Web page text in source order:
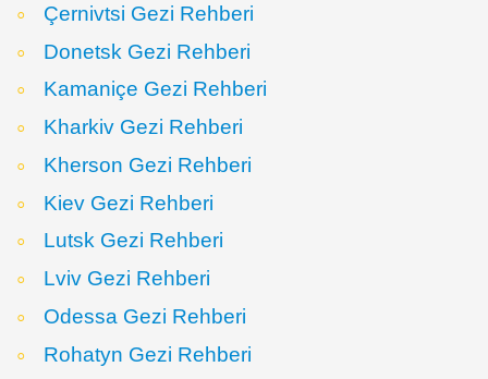
Çernivtsi Gezi Rehberi
Donetsk Gezi Rehberi
Kamaniçe Gezi Rehberi
Kharkiv Gezi Rehberi
Kherson Gezi Rehberi
Kiev Gezi Rehberi
Lutsk Gezi Rehberi
Lviv Gezi Rehberi
Odessa Gezi Rehberi
Rohatyn Gezi Rehberi